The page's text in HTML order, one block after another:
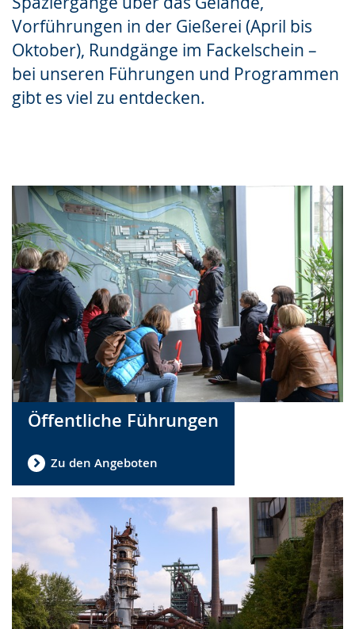
Vorführungen in der Gießerei (April bis
Oktober), Rundgänge im Fackelschein –
bei unseren Führungen und Programmen
gibt es viel zu entdecken.
Gebärdensprache
wird
angezeigt.
Öffentliche Führungen
Zu den Angeboten